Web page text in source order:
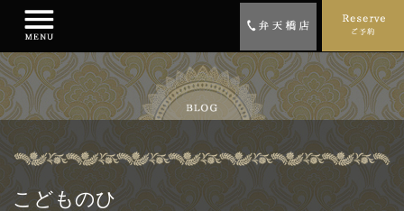
こどものひ